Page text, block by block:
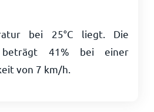
bei 25°C liegt. Die
beträgt 41% bei einer
von 7 km/h